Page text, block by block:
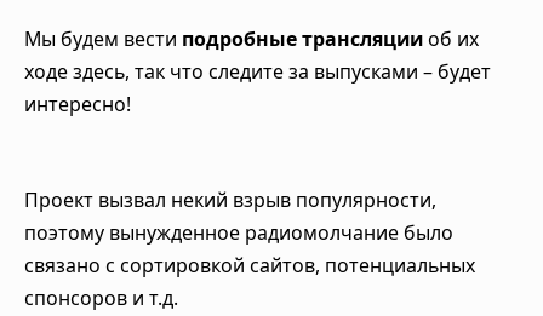
Мы будем вести подробные трансляцииоб их
ходе здесь, так что следите за выпусками – будет
интересно!
Проект вызвал некий взрыв популярности,
поэтому вынужденное радиомолчание было
связано с сортировкой сайтов, потенциальных
спонсоров и т.д.